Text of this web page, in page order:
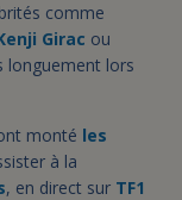
comme
Girac ou
longuement lors
monté les
à la
, en direct sur TF1